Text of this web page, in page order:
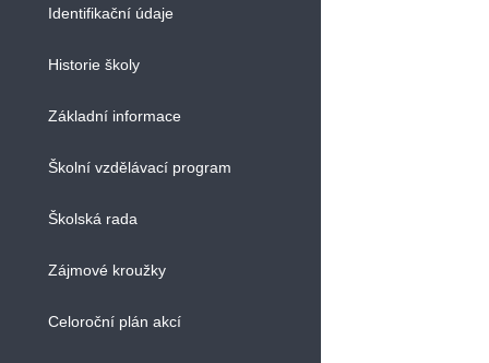
Identifikační údaje
Historie školy
Základní informace
Školní vzdělávací program
Školská rada
Zájmové kroužky
Celoroční plán akcí